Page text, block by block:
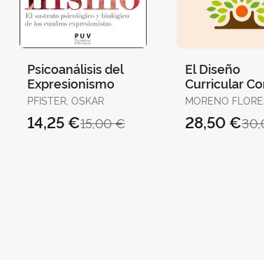
Psicoanálisis del
Expresionismo
PFISTER, OSKAR
15,00 €
14,25 €
El Diseño
Curricular
Puente entre
Sociedad
MORENO
28,50 €